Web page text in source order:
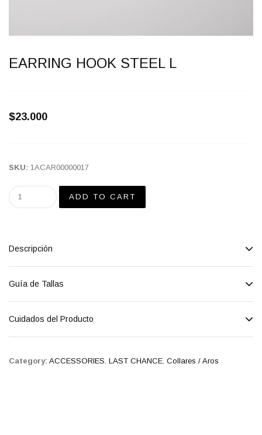
EARRING HOOK STEEL L
$23.000
SKU: 1ACAR00000017
Descripción
Guía de Tallas
Cuidados del Producto
Category: ACCESSORIES LAST CHANCE Collares / Aros